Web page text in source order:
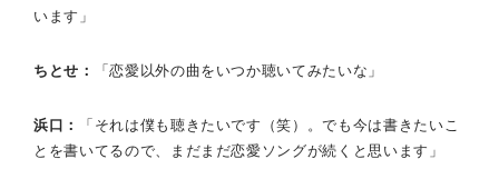
います」
ちとせ 「恋愛以外の曲をいつか聴いてみたいな」
浜口
「それは僕も聴きたいです（笑）。でも今は書きたいこ
とを書いてるので、まだまだ恋愛ソングが続くと思います」